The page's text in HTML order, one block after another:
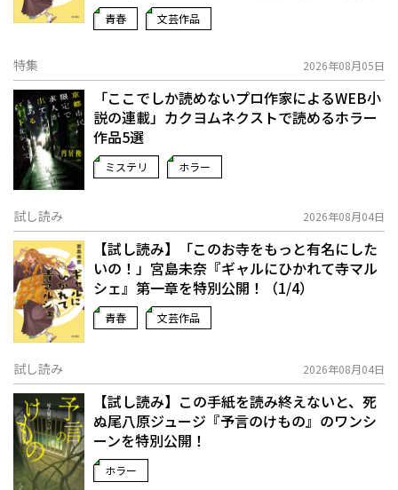
青春 文芸作品
特集 2026年08月05日
「ここでしか読めないプロ作家によるWEB小
説の連載」――カクヨムネクストで読めるホラー
作品5選
ミステリ ホラー
試し読み 2026年08月04日
【試し読み】「このお寺をもっと有名にした
いの！」宮島未奈『ギャルにひかれて寺マル
シェ』第一章を特別公開！（1/4）
青春 文芸作品
試し読み 2026年08月04日
【試し読み】この手紙を読み終えないと、死
ぬ――尾八原ジュージ『予言のけもの』のワンシ
ーンを特別公開！
ホラー